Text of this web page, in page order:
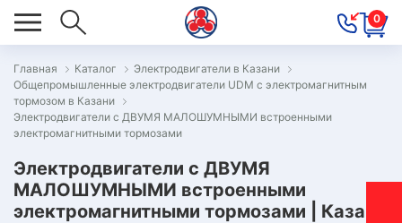
0
Главная Каталог
Электродвигатели в Казани
Общепромышленные электродвигатели UDM с электромагнитным
тормозом в Казани
Электродвигатели с ДВУМЯ МАЛОШУМНЫМИ встроенными
электромагнитными тормозами
Электродвигатели с ДВУМЯ
МАЛОШУМНЫМИ встроенными
электромагнитными тормозами | Казань